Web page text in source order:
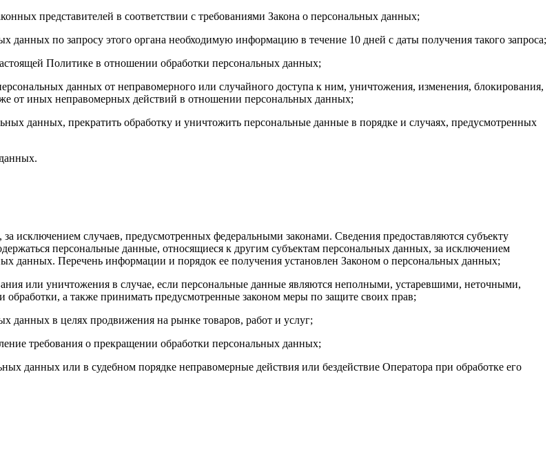
представителей в соответствии с требованиями Закона о персональных данных;
по запросу этого органа необходимую информацию в течение 10 дней с даты получения такого запроса;
Политике в отношении обработки персональных данных;
данных от неправомерного или случайного доступа к ним, уничтожения, изменения, блокирования,
от иных неправомерных действий в отношении персональных данных;
данных, прекратить обработку и уничтожить персональные данные в порядке и случаях, предусмотренных
случаев, предусмотренных федеральными законами. Сведения предоставляются субъекту
персональные данные, относящиеся к другим субъектам персональных данных, за исключением
данных. Перечень информации и порядок ее получения установлен Законом о персональных данных;
или уничтожения в случае, если персональные данные являются неполными, устаревшими, неточными,
а также принимать предусмотренные законом меры по защите своих прав;
данных в целях продвижения на рынке товаров, работ и услуг;
требования о прекращении обработки персональных данных;
данных или в судебном порядке неправомерные действия или бездействие Оператора при обработке его